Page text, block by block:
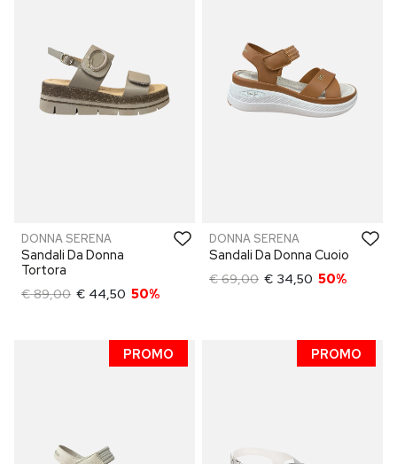
DONNA SERENA
Sandali Da Donna
Tortora
€ 89,00 € 44,50 50%
DONNA SERENA
Sandali Da Donna Cuoio
€ 69,00 € 34,50 50%
PROMO PROMO